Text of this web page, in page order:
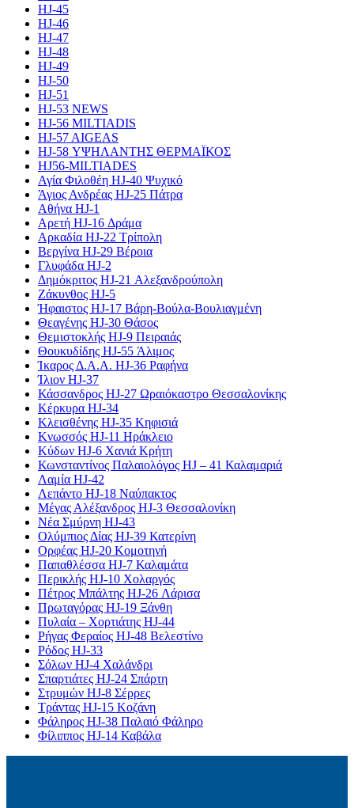
HJ-45
HJ-46
HJ-47
HJ-48
HJ-49
HJ-50
HJ-51
HJ-53 NEWS
HJ-56 MILTIADIS
HJ-57 AIGEAS
HJ-58 ΥΨΗΛΑΝΤΗΣ ΘΕΡΜΑΪΚΟΣ
HJ56-MILTIADES
Αγία Φιλοθέη HJ-40 Ψυχικό
Άγιος Ανδρέας HJ-25 Πάτρα
Αθήνα HJ-1
Αρετή HJ-16 Δράμα
Αρκαδία HJ-22 Τρίπολη
Βεργίνα HJ-29 Βέροια
Γλυφάδα HJ-2
Δημόκριτος HJ-21 Αλεξανδρούπολη
Ζάκυνθος HJ-5
Ήφαιστος HJ-17 Βάρη-Βούλα-Βουλιαγμένη
Θεαγένης HJ-30 Θάσος
Θεμιστοκλής HJ-9 Πειραιάς
Θουκυδίδης HJ-55 Άλιμος
Ίκαρος Δ.Α.Α. HJ-36 Ραφήνα
Ίλιον HJ-37
Κάσσανδρος HJ-27 Ωραιόκαστρο Θεσσαλονίκης
Κέρκυρα HJ-34
Κλεισθένης HJ-35 Κηφισιά
Κνωσσός HJ-11 Ηράκλειο
Κύδων HJ-6 Χανιά Κρήτη
Κωνσταντίνος Παλαιολόγος HJ – 41 Καλαμαριά
Λαμία HJ-42
Λεπάντο HJ-18 Ναύπακτος
Μέγας Αλέξανδρος HJ-3 Θεσσαλονίκη
Νέα Σμύρνη HJ-43
Ολύμπιος Δίας HJ-39 Κατερίνη
Ορφέας HJ-20 Κομοτηνή
Παπαθλέσσα HJ-7 Καλαμάτα
Περικλής HJ-10 Χολαργός
Πέτρος Μπάλτης HJ-26 Λάρισα
Πρωταγόρας HJ-19 Ξάνθη
Πυλαία – Χορτιάτης HJ-44
Ρήγας Φεραίος HJ-48 Βελεστίνο
Ρόδος HJ-33
Σόλων HJ-4 Χαλάνδρι
Σπαρτιάτες HJ-24 Σπάρτη
Στρυμών HJ-8 Σέρρες
Τράντας HJ-15 Κοζάνη
Φάληρος HJ-38 Παλαιό Φάληρο
Φίλιππος HJ-14 Καβάλα